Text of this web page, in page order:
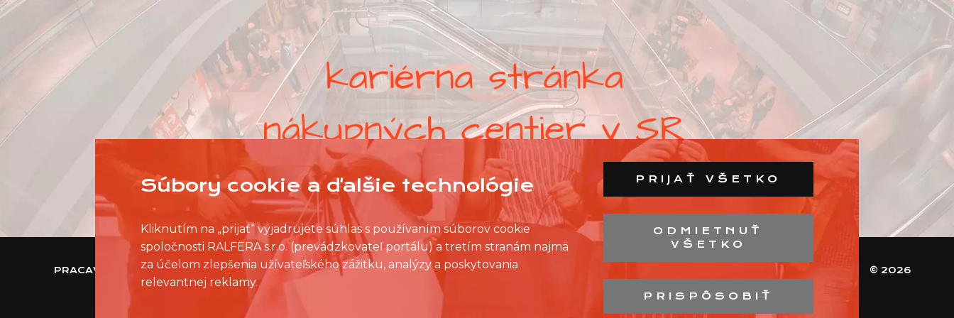
PRACAVNAKUPNOMCENTRE.SK ZOZNAM PREDAJNÍ ZOZNAM NC
OCHRANA OSOBNÝCH ÚDAJOV
© 2026
Súbory cookie a ďalšie technológie
Kliknutím na „prijať“ vyjadrujete súhlas s používaním súborov cookie
spoločnosti RALFERA s.r.o. (prevádzkovateľ portálu) a tretím stranám najmä
za účelom zlepšenia užívateľského zážitku, analýzy a poskytovania
relevantnej reklamy.
PRIJAŤ VŠETKO
ODMIETNUŤ
VŠETKO
PRISPÔSOBIŤ